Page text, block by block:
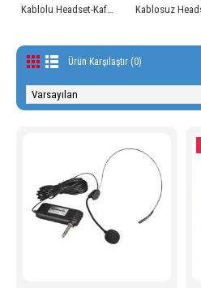
Kablolu Headset-Kafa Mikrofonları
Ürün Karşılaştır (0)